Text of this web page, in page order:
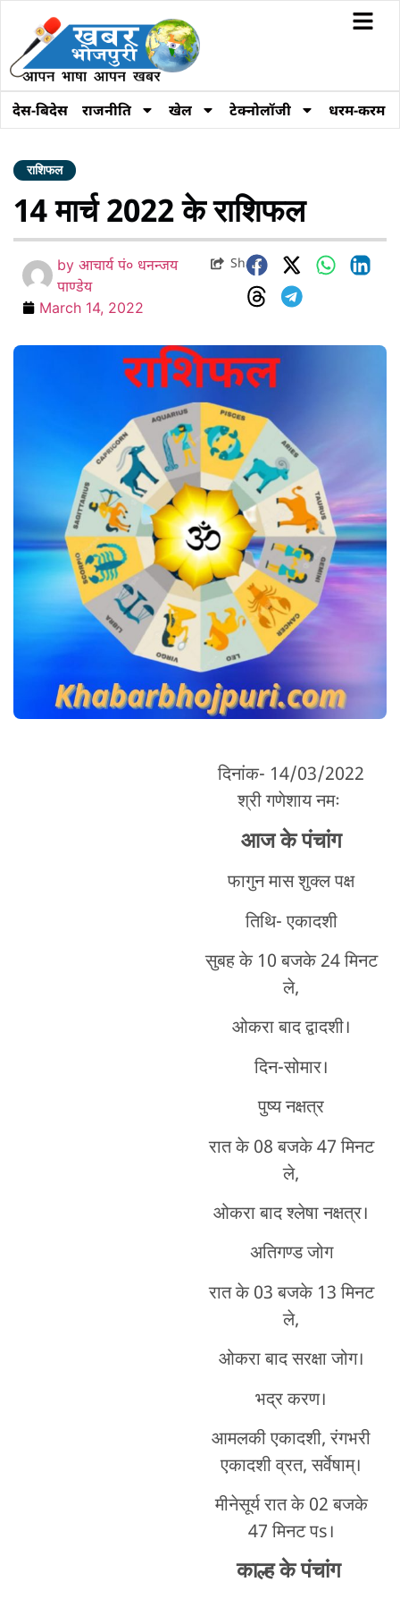
देस-बिदेस राजनीति खेल टेक्नोलॉजी धरम-करम
राशिफल
14 मार्च 2022 के राशिफल
by आचार्य पं० धनन्जय
पाण्डेय
March 14, 2022
Share
दिनांक- 14/03/2022
श्री गणेशाय नमः
आज के पंचांग
फागुन मास शुक्ल पक्ष
तिथि- एकादशी
सुबह के 10 बजके 24 मिनट
ले,
ओकरा बाद द्वादशी।
दिन-सोमार।
पुष्य नक्षत्र
रात के 08 बजके 47 मिनट
ले,
ओकरा बाद श्लेषा नक्षत्र।
अतिगण्ड जोग
रात के 03 बजके 13 मिनट
ले,
ओकरा बाद सरक्षा जोग।
भद्र करण।
आमलकी एकादशी, रंगभरी
एकादशी व्रत, सर्वेषाम्।
मीनेसूर्य रात के 02 बजके
47 मिनट पs।
काल्ह के पंचांग